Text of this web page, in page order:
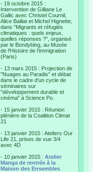
- 19 octobre 2015 :
Intervention de Gilliane Le
Gallic avec Christel Cournil,
Alice Baillat et Michel Hignette,
dans "Migrants et réfugiés
climatiques : quels enjeux,
quelles réponses ?", organisé
par le Bondyblog, au Musée
de l'Histoire de l'immigration
(Paris)
- 13 mars 2015 : Projection de
"Nuages au Paradis" et débat
dans le cadre d'un cycle de
séminaires sur
"développement durable et
cinéma" à Science Po.
- 15 janvier 2015 : Réunion
plénière de la Coalition Climat
21
- 13 janvier 2015 : Ateliers Our
Life 21, prises de vue 3/4
avec 4D
- 10 janvier 2015 : Atelier
Manga de rentrée à la
Maison des Ensembles